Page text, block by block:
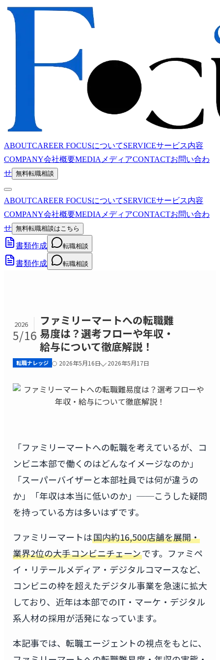
ABOUTCAREER FOCUSについてSERVICEサービス内容
COMPANY会社概要MEDIA メディアCONTACTお問い合わ
せ 無料転職相談
ABOUTCAREER FOCUSについてSERVICEサービス内容
COMPANY会社概要MEDIA メディアCONTACTお問い合わ
せ 無料転職相談はこちら
書類作成 転職相談
書類作成 転職相談
2026
5/16
ファミリーマートへの転職難
易度は？選考フローや年収・
給与について徹底解説！
転職ナレッジ 2026年5月16日 2026年5月17日
「ファミリーマートへの転職を考えているが、コ
ンビニ本部で働くのはどんなイメージなのか」
「スーパーバイザーと本部社員では何が違うの
か」「年収は本当に低いのか」──こうした疑問
を持っている方は多いはずです。
ファミリーマートは国内約16,500店舗を展開・
業界2位の大手コンビニチェーンです。ファミペ
イ・リテールメディア・デジタルコマースなど、
コンビニの枠を超えたデジタル事業を急速に拡大
しており、近年は本部でのIT・マーケ・デジタル
系人材の採用が活発になっています。
本記事では、転職エージェントの視点をもとに、